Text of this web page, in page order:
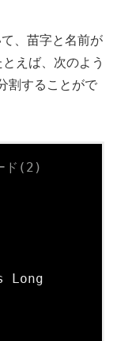
、苗字と名前が
えば、次のよう
割することがで
ド(2)
Long